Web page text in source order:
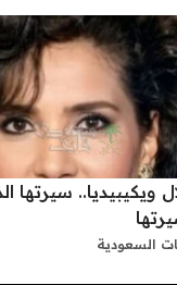
سيرتها
السعودية